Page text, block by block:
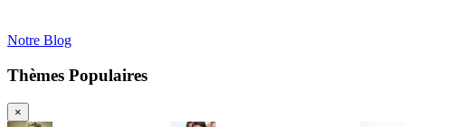
Notre Blog
Thèmes Populaires
×